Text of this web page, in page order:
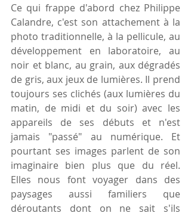
Ce qui frappe d'abord chez Philippe
Calandre, c'est son attachement à la
photo traditionnelle, à la pellicule, au
développement en laboratoire, au
noir et blanc, au grain, aux dégradés
de gris, aux jeux de lumières. Il prend
toujours ses clichés (aux lumières du
matin, de midi et du soir) avec les
appareils de ses débuts et n'est
jamais "passé" au numérique. Et
pourtant ses images parlent de son
imaginaire bien plus que du réel.
Elles nous font voyager dans des
paysages aussi familiers que
déroutants dont on ne sait s'ils